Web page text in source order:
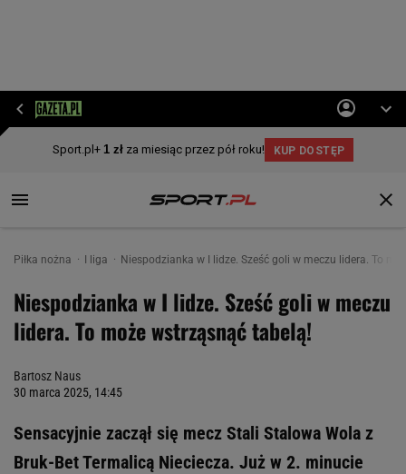
Piłka nożna I liga Niespodzianka w I lidze. Sześć goli w meczu lidera. To
Niespodzianka w I lidze. Sześć goli w meczu
lidera. To może wstrząsnąć tabelą!
Bartosz Naus
30 marca 2025, 14:45
Sensacyjnie zaczął się mecz Stali Stalowa Wola z
Bruk-Bet Termalicą Nieciecza. Już w 2. minucie